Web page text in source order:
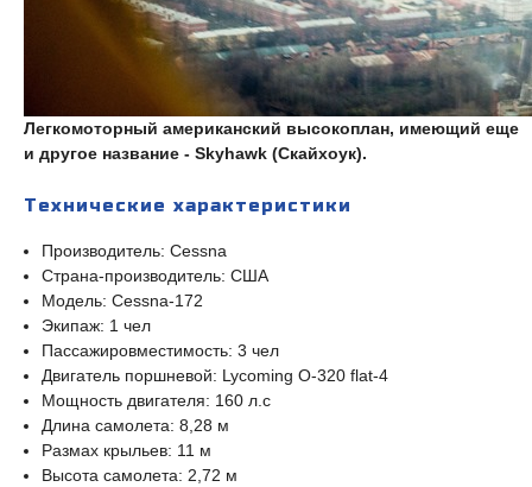
Легкомоторный американский высокоплан, имеющий еще
и другое название - Skyhawk (Скайхоук).
Технические характеристики
Производитель: Cessna
Страна-производитель: США
Модель: Cessna-172
Экипаж: 1 чел
Пассажировместимость: 3 чел
Двигатель поршневой: Lycoming O-320 flat-4
Мощность двигателя: 160 л.с
Длина самолета: 8,28 м
Размах крыльев: 11 м
Высота самолета: 2,72 м